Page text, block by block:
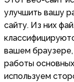
улучшить вашу
сайту. Из них
вашем
работы
используем